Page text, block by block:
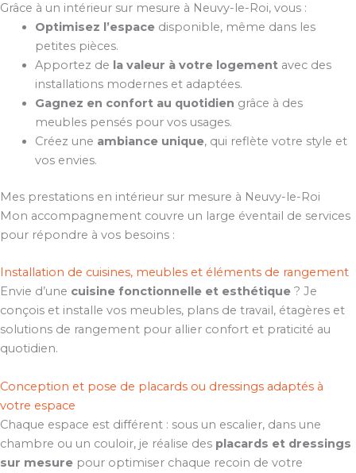
Grâce à un intérieur sur mesure à Neuvy-le-Roi, vous :
Optimisez l’espacedisponible, même dans les
petites pièces.
Apportez de la valeur à votre logementavec des
installations modernes et adaptées.
Gagnez en confort au quotidien grâce à des
meubles pensés pour vos usages.
Créez une ambiance unique, qui reflète votre style et
vos envies.
Mes prestations en intérieur sur mesure à Neuvy-le-Roi
Mon accompagnement couvre un large éventail de services
pour répondre à vos besoins :
Installation de cuisines, meubles et éléments de rangement
Envie d’une cuisine fonctionnelle et esthétique ? Je
conçois et installe vos meubles, plans de travail, étagères et
solutions de rangement pour allier confort et praticité au
quotidien.
Conception et pose de placards ou dressings adaptés à
votre espace
Chaque espace est différent : sous un escalier, dans une
chambre ou un couloir, je réalise des placards et dressings
sur mesure pour optimiser chaque recoin de votre